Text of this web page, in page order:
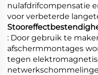
nulafdrifcompensatie
voor verbeterde
: Door gebruik te
afschermmontages
tegen